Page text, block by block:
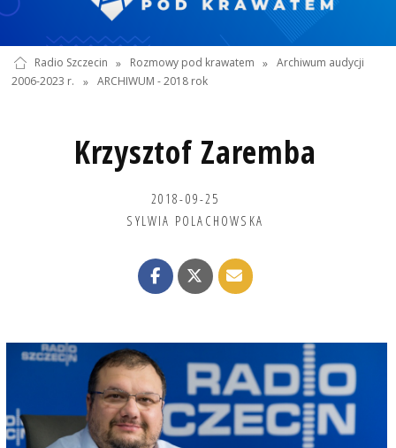
Radio Szczecin » Rozmowy pod krawatem » Archiwum audycji
2006-2023 r.
» ARCHIWUM - 2018 rok
Krzysztof Zaremba
2018-09-25
SYLWIA POLACHOWSKA